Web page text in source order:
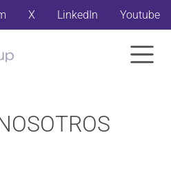
X LinkedIn Youtube